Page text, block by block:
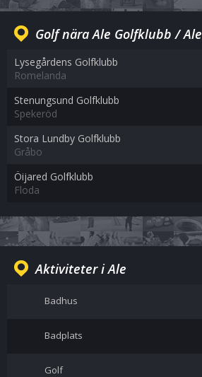
Golf nära Ale Golfklubb / Ale
Lysegårdens Golfklubb
Romelanda
Stenungsund Golfklubb
Spekeröd
Stora Lundby Golfklubb
Gråbo
Öijared Golfklubb
Floda
Aktiviteter i Ale
Badhus
Badplats
Golf